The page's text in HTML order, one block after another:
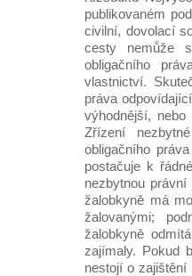
publikovaném
civilní, dovolací
cesty nemůže
obligačního
vlastnictví.
práva
výhodnější,
Zřízení
obligačního
postačuje k
nezbytnou
žalobkyně má
žalovanými;
žalobkyně
zajímaly. Pokud
nestojí o